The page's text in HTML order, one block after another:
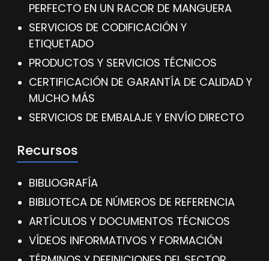
PERFECTO EN UN RACOR DE MANGUERA
SERVICIOS DE CODIFICACIÓN Y
ETIQUETADO
PRODUCTOS Y SERVICIOS TÉCNICOS
CERTIFICACIÓN DE GARANTÍA DE CALIDAD Y
MUCHO MÁS
SERVICIOS DE EMBALAJE Y ENVÍO DIRECTO
Recursos
BIBLIOGRAFÍA
BIBLIOTECA DE NÚMEROS DE REFERENCIA
ARTÍCULOS Y DOCUMENTOS TÉCNICOS
VÍDEOS INFORMATIVOS Y FORMACIÓN